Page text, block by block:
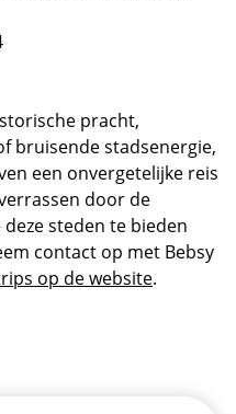
pracht,
bruisende stadsenergie,
een onvergetelijke reis
door de
steden te bieden
contact op met Bebsy
op de website.